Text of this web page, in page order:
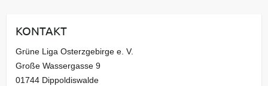
v
KONTAKT
Grüne Liga Osterzgebirge e. V.
Große Wassergasse 9
01744 Dippoldiswalde